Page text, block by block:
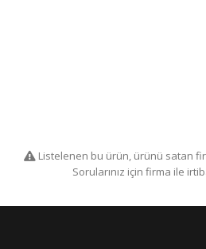
Listelenen bu ürün, ürünü satan
Sorularınız için firma ile